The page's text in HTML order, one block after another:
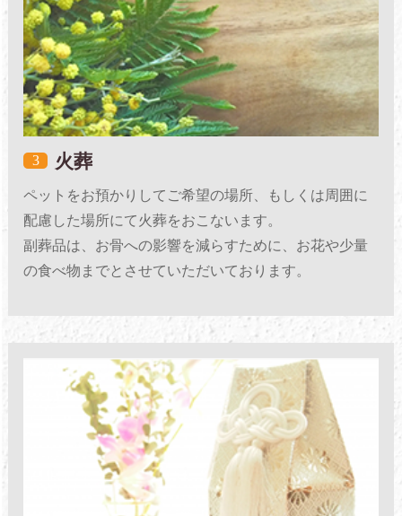
3 火葬
ペットをお預かりしてご希望の場所、もしくは周囲に
配慮した場所にて火葬をおこないます。
副葬品は、お骨への影響を減らすために、お花や少量
の食べ物までとさせていただいております。